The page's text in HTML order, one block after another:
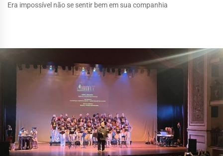
Era impossível não se sentir bem em sua companhia